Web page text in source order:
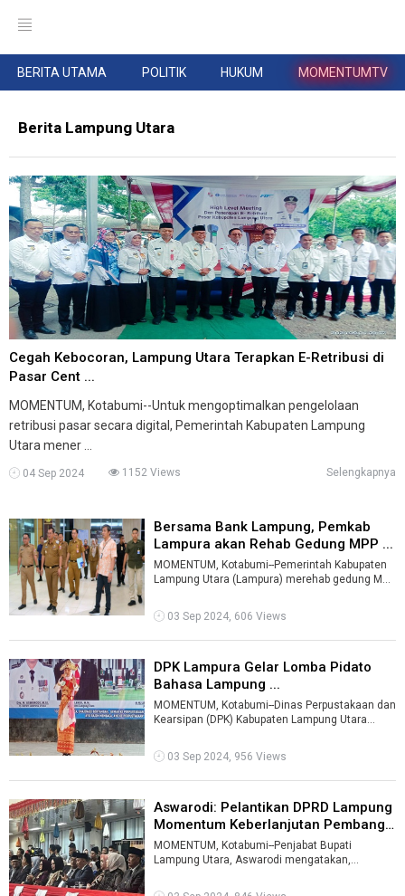
BERITA UTAMA POLITIK HUKUM MOMENTUMTV
Berita Lampung Utara
Cegah Kebocoran, Lampung Utara Terapkan E-Retribusi di
Pasar Cent ...
MOMENTUM, Kotabumi--Untuk mengoptimalkan pengelolaan
retribusi pasar secara digital, Pemerintah Kabupaten Lampung
Utara mener ...
04 Sep 2024 1152 Views Selengkapnya
Bersama Bank Lampung, Pemkab
Lampura akan Rehab Gedung MPP ...
MOMENTUM, Kotabumi--Pemerintah Kabupaten
Lampung Utara (Lampura) merehab gedung Mal
03 Sep 2024, 606 Views
DPK Lampura Gelar Lomba Pidato
Bahasa Lampung ...
MOMENTUM, Kotabumi--Dinas Perpustakaan dan
Kearsipan (DPK) Kabupaten Lampung Utara
...
03 Sep 2024, 956 Views
Aswarodi: Pelantikan DPRD Lampung
Momentum Keberlanjutan Pembangu
...
MOMENTUM, Kotabumi--Penjabat Bupati
Lampung Utara, Aswarodi mengatakan,
penting bagi ...